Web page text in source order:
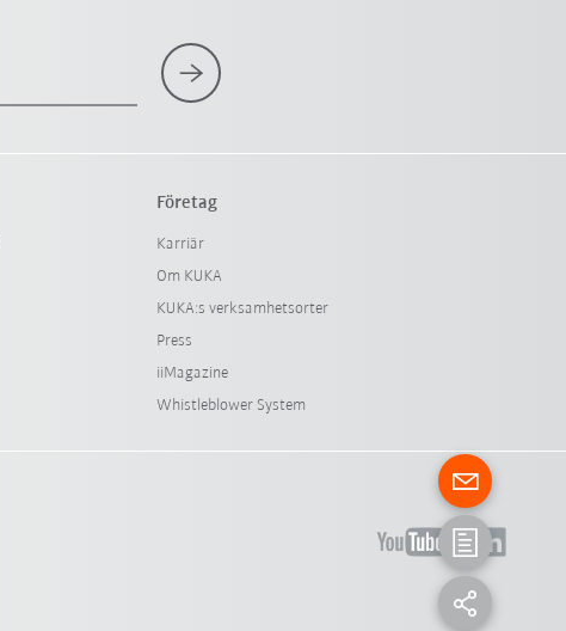
Företag
Karriär
Om KUKA
KUKA:s verksamhetsorter
Press
iiMagazine
Whistleblower System